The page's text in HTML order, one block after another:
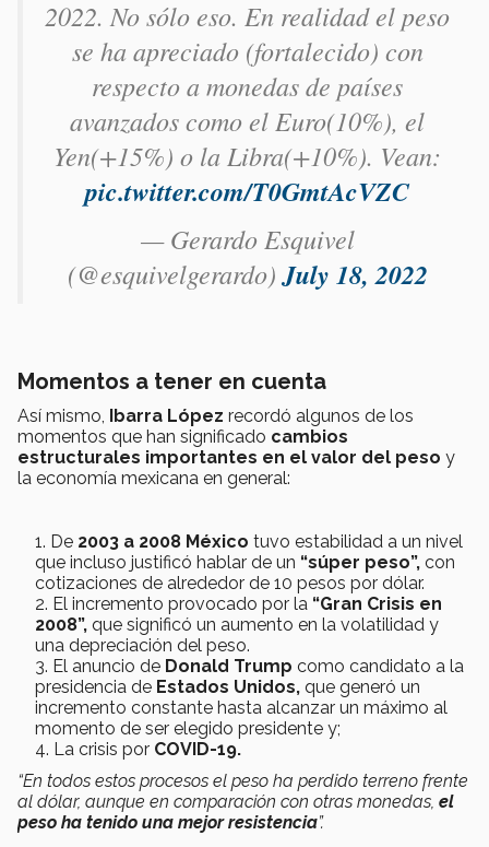
2022. No sólo eso. En realidad el peso
se ha apreciado (fortalecido) con
respecto a monedas de países
avanzados como el Euro(10%), el
Yen(+15%) o la Libra(+10%). Vean:
pic.twitter.com/T0GmtAcVZC
— Gerardo Esquivel
(@esquivelgerardo)July 18, 2022
Momentos a tener en cuenta
Así mismo, Ibarra López recordó algunos de los
momentos que han significado cambios
estructurales importantes en el valor del peso y
la economía mexicana en general:
De 2003 a 2008 México tuvo estabilidad a un nivel
que incluso justificó hablar de un “súper peso”, con
cotizaciones de alrededor de 10 pesos por dólar.
El incremento provocado por la “Gran Crisis en
2008”, que significó un aumento en la volatilidad y
una depreciación del peso.
El anuncio de Donald Trump como candidato a la
presidencia de Estados Unidos, que generó un
incremento constante hasta alcanzar un máximo al
momento de ser elegido presidente y;
La crisis por COVID-19.
“En todos estos procesos el peso ha perdido terreno frente
al dólar, aunque en comparación con otras monedas, el
peso ha tenido una mejor resistencia”.